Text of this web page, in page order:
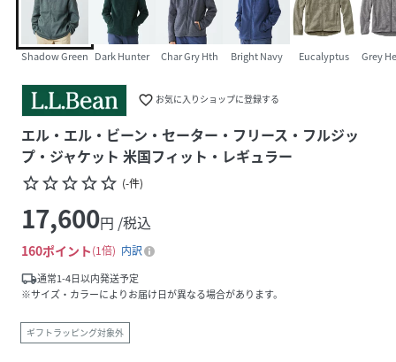
Shadow Green Dark Hunter Char Gry Hth Bright Navy Eucalyptus Grey
favorite_border お気に入りショップに登録する
エル・エル・ビーン・セーター・フリース・フルジッ
プ・ジャケット 米国フィット・レギュラー
star_borderstar_borderstar_borderstar_borderstar_border (-件)
17,600円 /税込
160ポイント 1倍
内訳
local_shipping通常1-4日以内発送予定
※サイズ・カラーによりお届け日が異なる場合があります。
ギフトラッピング対象外